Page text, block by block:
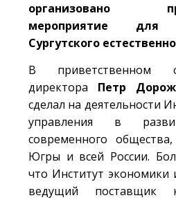
организовано
мероприятие для
Сургутского
В приветственном
директора Петр
сделал на деятельности
управления в
современного
Югры и всей России.
что Институт экономики
ведущий поставщик